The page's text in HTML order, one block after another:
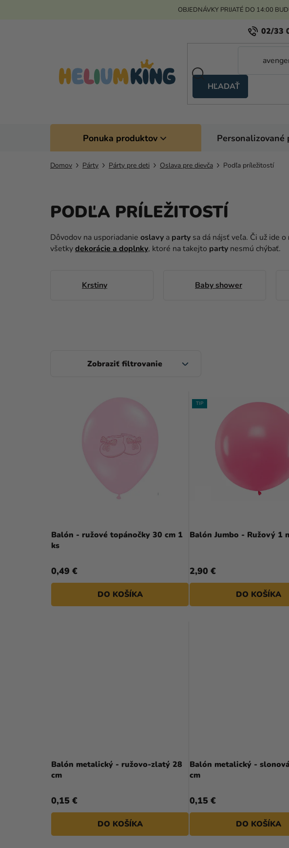
OBJEDNÁVKY PRIJATÉ DO 14:00
02/33
HĽADAŤ
Ponuka produktov Personalizované
Domov Párty Párty pre deti Oslava pre dievča Podľa príležitostí
PODĽA PRÍLEŽITOSTÍ
Dôvodov na usporiadanie oslavy a party sa dá nájsť veľa. Či už ide o
všetkydekorácie a doplnky, ktoré na takejto party nesmú chýbať.
Krstiny Baby shower
D
U
K
T
O
Balón - ružové topánočky 30 cm 1
ks
0,49 €
DO KOŠÍKA
TIP
Balón Jumbo - Ružový 1
2,90 €
DO KOŠÍKA
Balón metalický - ružovo-zlatý 28
cm
0,15 €
DO KOŠÍKA
Balón metalický -
cm
0,15 €
DO KOŠÍKA